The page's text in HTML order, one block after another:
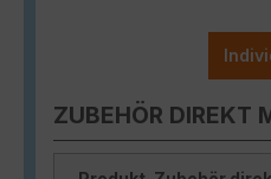
ZUBEHÖR DIREKT